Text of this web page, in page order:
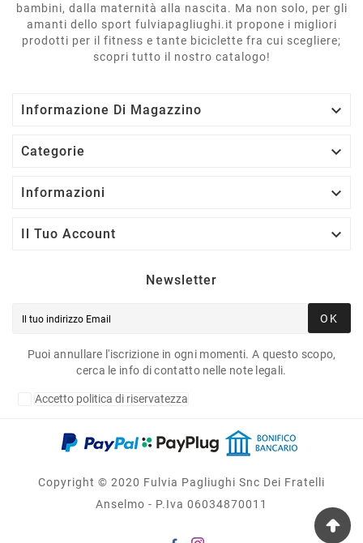
bambini, dalla maternità alla nascita. Ma non solo, per gli
amanti dello sport fulviapagliughi.it propone i migliori
prodotti per il fitness e tante biciclette fra cui scegliere;
scopri tutto il nostro catalogo!
Informazione Di Magazzino 
Categorie 
Informazioni 
Il Tuo Account 
Newsletter
OK
Puoi annullare l'iscrizione in ogni momenti. A questo scopo,
cerca le info di contatto nelle note legali.
Accetto politica di riservatezza
Copyright © 2020 Fulvia Pagliughi Snc Dei Fratelli
Anselmo - P.Iva 06034870011